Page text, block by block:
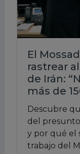
El
rastrear
de Irán:
más de
Descubre
del
y por qué el
trabajo del